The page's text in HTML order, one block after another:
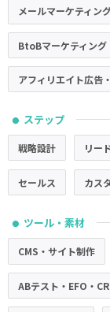
メールマーケティン
BtoBマーケティング
アフィリエイト広告
● ステップ
戦略設計 リー
セールス カス
● ツール・素材
CMS・サイト制作
ABテスト・EFO・